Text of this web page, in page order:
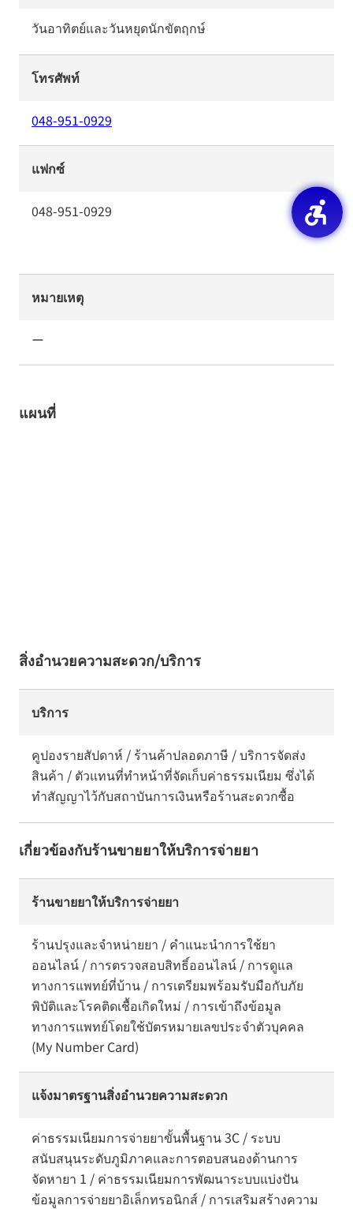
วันอาทิตย์และวันหยุดนักขัตฤกษ์
โทรศัพท์
048-951-0929
แฟกซ์
048-951-0929
หมายเหตุ
ー
แผนที่
สิ่งอำนวยความสะดวก/บริการ
บริการ
คูปองรายสัปดาห์ / ร้านค้าปลอดภาษี / บริการจัดส่ง
สินค้า / ตัวแทนที่ทำหน้าที่จัดเก็บค่าธรรมเนียม ซึ่งได้
ทำสัญญาไว้กับสถาบันการเงินหรือร้านสะดวกซื้อ
เกี่ยวข้องกับร้านขายยาให้บริการจ่ายยา
ร้านขายยาให้บริการจ่ายยา
ร้านปรุงและจำหน่ายยา / คำแนะนำการใช้ยา
ออนไลน์ / การตรวจสอบสิทธิ์ออนไลน์ / การดูแล
ทางการแพทย์ที่บ้าน / การเตรียมพร้อมรับมือกับภัย
พิบัติและโรคติดเชื้อเกิดใหม่ / การเข้าถึงข้อมูล
ทางการแพทย์โดยใช้บัตรหมายเลขประจำตัวบุคคล
(My Number Card)
แจ้งมาตรฐานสิ่งอำนวยความสะดวก
ค่าธรรมเนียมการจ่ายยาขั้นพื้นฐาน 3C / ระบบ
สนับสนุนระดับภูมิภาคและการตอบสนองด้านการ
จัดหายา 1 / ค่าธรรมเนียมการพัฒนาระบบแบ่งปัน
ข้อมูลการจ่ายยาอิเล็กทรอนิกส์ / การเสริมสร้างความ